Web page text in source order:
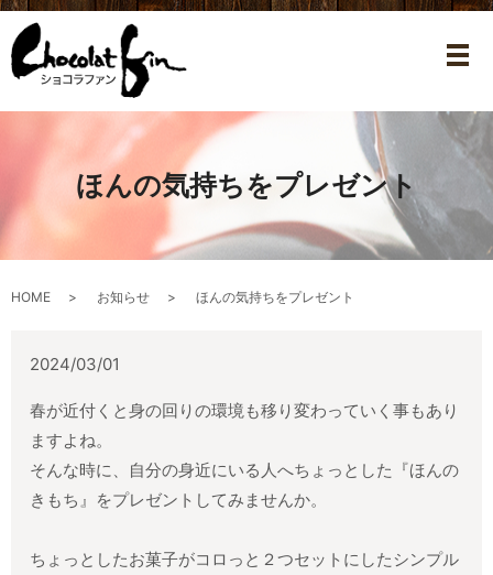
メ
ほんの気持ちをプレゼント
HOME お知らせ ほんの気持ちをプレゼント
2024/03/01
春が近付くと身の回りの環境も移り変わっていく事もあり
ますよね。
そんな時に、自分の身近にいる人へちょっとした『ほんの
きもち』をプレゼントしてみませんか。
ちょっとしたお菓子がコロっと２つセットにしたシンプル